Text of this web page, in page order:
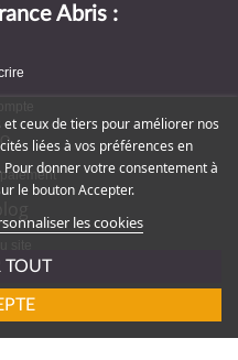
Abris :
nous !
ceux de tiers pour améliorer nos
liées à vos préférences en
donner votre consentement à
le bouton Accepter.
les cookies
TOUT